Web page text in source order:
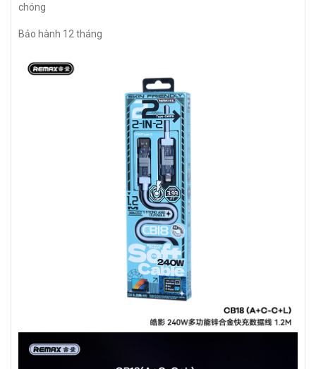
chóng
Bảo hành 12 tháng